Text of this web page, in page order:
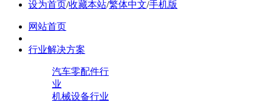
设为首页/收藏本站/繁体中文/手机版
网站首页
行业解决方案
汽车零配件行
业
机械设备行业